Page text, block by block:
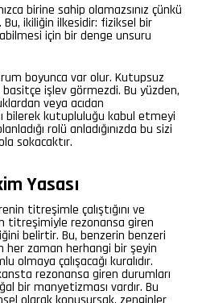
birine sahip olamazsınız çünkü
Bu, ikiliğin ilkesidir: fiziksel bir
için bir denge unsuru
boyunca var olur. Kutupsuz
basitçe işlev görmezdi. Bu yüzden,
veya acıdan
bilerek kutupluluğu kabul etmeyi
rolü anladığınızda bu sizi
sokacaktır.
Yasası
titreşimle çalıştığını ve
titreşimiyle rezonansa giren
belirtir. Bu, benzerin benzeri
her zaman herhangi bir şeyin
olmaya çalışacağı kuralıdır.
rezonansa giren durumları
bir manyetizması vardır. Bu